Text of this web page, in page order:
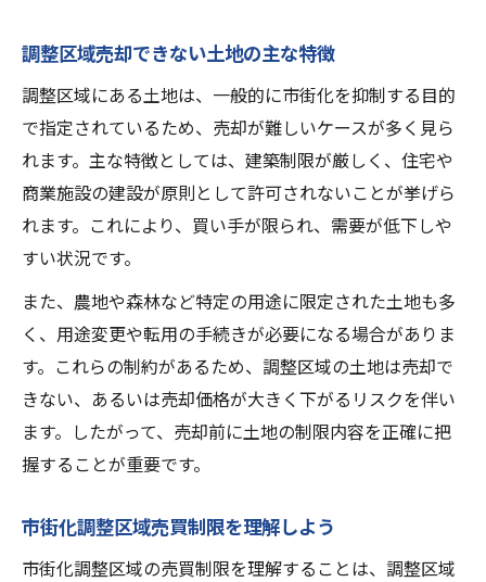
調整区域売却できない土地の主な特徴
調整区域にある土地は、一般的に市街化を抑制する目的
で指定されているため、売却が難しいケースが多く見ら
れます。主な特徴としては、建築制限が厳しく、住宅や
商業施設の建設が原則として許可されないことが挙げら
れます。これにより、買い手が限られ、需要が低下しや
すい状況です。
また、農地や森林など特定の用途に限定された土地も多
く、用途変更や転用の手続きが必要になる場合がありま
す。これらの制約があるため、調整区域の土地は売却で
きない、あるいは売却価格が大きく下がるリスクを伴い
ます。したがって、売却前に土地の制限内容を正確に把
握することが重要です。
市街化調整区域売買制限を理解しよう
市街化調整区域の売買制限を理解することは、調整区域